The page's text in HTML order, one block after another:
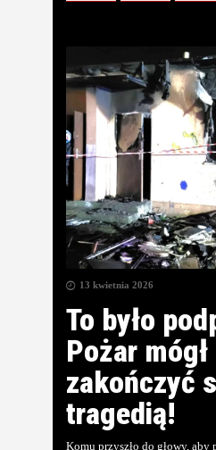
13 kwietnia 2026
To było
Pożar mógł
zakończyć
tragedią!
Komu przyszło do głowy, aby